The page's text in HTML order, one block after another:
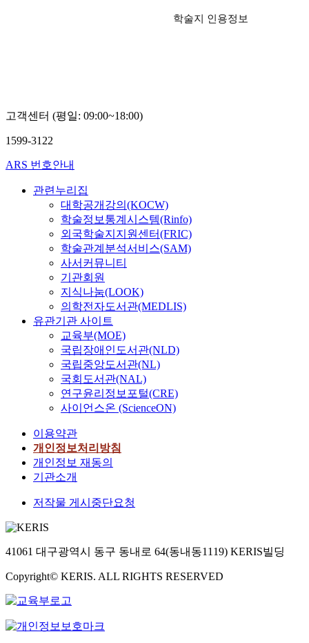
학술지 인용정보
고객센터 (평일: 09:00~18:00)
1599-3122
ARS 번호안내
관련누리집
대학공개강의(KOCW)
학술정보통계시스템(Rinfo)
외국학술지지원센터(FRIC)
학술관계분석서비스(SAM)
사서커뮤니티
기관회원
지식나눔(LOOK)
의학전자도서관(MEDLIS)
유관기관 사이트
교육부(MOE)
국립장애인도서관(NLD)
국립중앙도서관(NL)
국회도서관(NAL)
연구윤리정보포털(CRE)
사이언스온 (ScienceON)
이용약관
개인정보처리방침
개인정보 재동의
기관소개
저작물 게시중단요청
41061 대구광역시 동구 동내로 64(동내동1119) KERIS빌딩
Copyright© KERIS. ALL RIGHTS RESERVED